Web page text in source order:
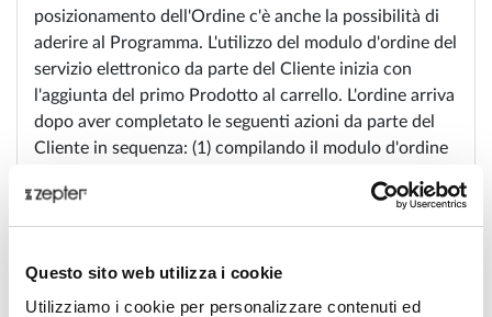
Questo sito web utilizza i cookie
Utilizziamo i cookie per personalizzare contenuti ed
posizionamento dell'Ordine c'è anche la possibilità di
aderire al Programma. L'utilizzo del modulo d'ordine del
servizio elettronico da parte del Cliente inizia con
l'aggiunta del primo Prodotto al carrello. L'ordine arriva
dopo aver completato le seguenti azioni da parte del
Cliente in sequenza: (1) compilando il modulo d'ordine
modulo d'ordine" -Ordine e pagamento". Fino a quando
il Cliente non conferma l'Ordine selezionando l'opzione
il modulo d'ordine; (il modulo interattivo è disponibile
sul sito web del Negozio).